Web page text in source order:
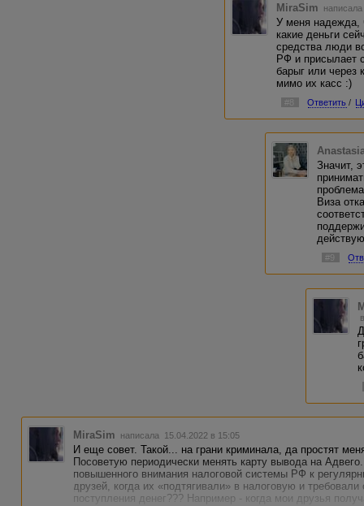
MiraSim
У меня надежда,
какие деньги
средства люди
РФ и присылает
барыг или через
мимо их касс :)
#8 Ответить /
Значит,
Виза
#9
MiraSim написала 15.04.2022 в 15:05
И еще совет. Такой... на грани криминала, да простят
Посоветую периодически менять карту вывода на
повышенного внимания налоговой системы РФ к
друзей, когда их «подтягивали» в налоговую и
поступления денег??? Например - когда мои друзья